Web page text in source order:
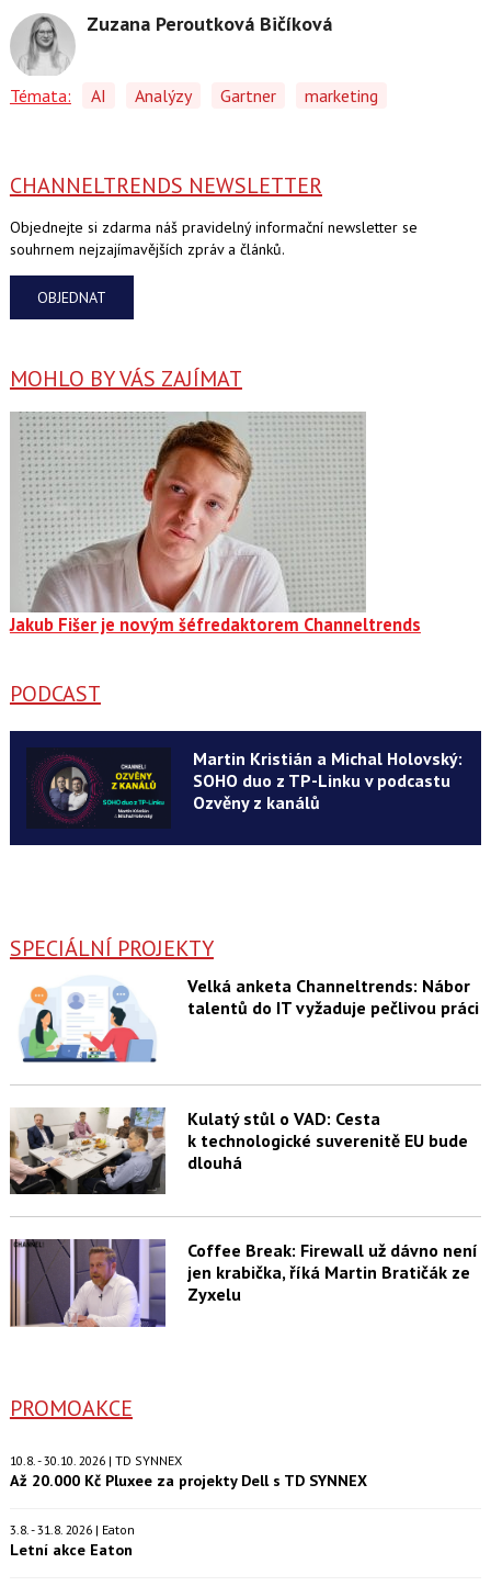
Zuzana Peroutková Bičíková
Témata: AI Analýzy Gartner marketing
CHANNELTRENDS NEWSLETTER
Objednejte si zdarma náš pravidelný informační newsletter se
souhrnem nejzajímavějších zpráv a článků.
OBJEDNAT
MOHLO BY VÁS ZAJÍMAT
Jakub Fišer je novým šéfredaktorem Channeltrends
PODCAST
Martin Kristián a Michal Holovský:
SOHO duo z TP-Linku v podcastu
Ozvěny z kanálů
SPECIÁLNÍ PROJEKTY
Velká anketa Channeltrends: Nábor
talentů do IT vyžaduje pečlivou práci
Kulatý stůl o VAD: Cesta
k technologické suverenitě EU bude
dlouhá
Coffee Break: Firewall už dávno není
jen krabička, říká Martin Bratičák ze
Zyxelu
PROMOAKCE
10.8. - 30.10. 2026 | TD SYNNEX
Až 20.000 Kč Pluxee za projekty Dell s TD SYNNEX
3.8. - 31.8. 2026 | Eaton
Letní akce Eaton